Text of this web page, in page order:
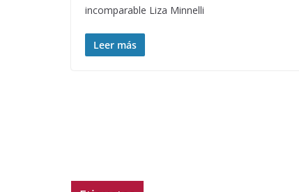
incomparable Liza Minnelli
Leer más